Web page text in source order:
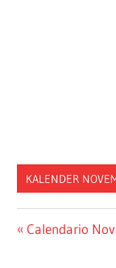
KALENDER
Post
Previous
Calendario